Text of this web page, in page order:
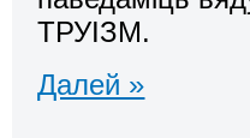
ТРУІЗМ.
Далей »